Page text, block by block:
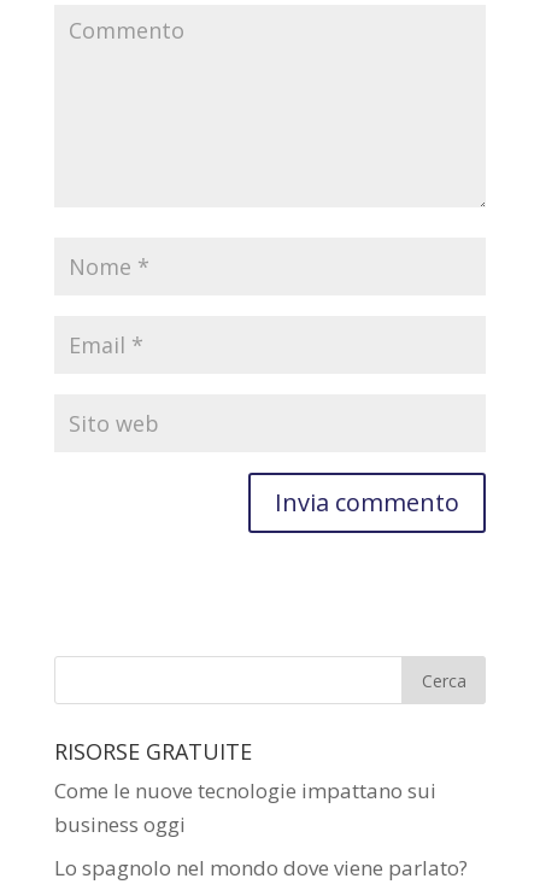
RISORSE GRATUITE
Come le nuove tecnologie impattano sui
business oggi
Lo spagnolo nel mondo dove viene parlato?